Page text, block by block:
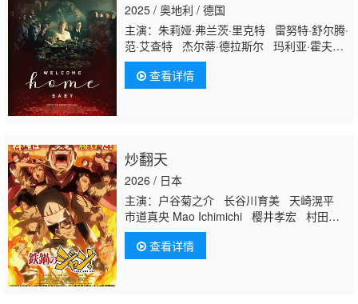
2025 / 奥地利 / 德国
主演：朱莉娅·弗兰茨·里克特 雷努特·舒尔腾·
范·艾查特 杰尔蒂·德拉斯尔 玛利亚·霍夫斯
塔尔 格哈德·利伯曼 林德·普雷洛格 茵格·
莫克斯 Erika
查看详情
炒翻天
2026 / 日本
主演：户谷菊之介 长谷川育美 天崎滉平
市道真央 Mao Ichimichi 樱井孝宏 村田太
志 小林裕介 杉田智和 Tomokazu Sugita
天田益男 津田健次郎
查看详情